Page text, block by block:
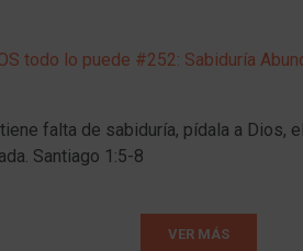
falta de sabiduría, pídala a Dios,
Santiago 1:5-8
VER MÁS